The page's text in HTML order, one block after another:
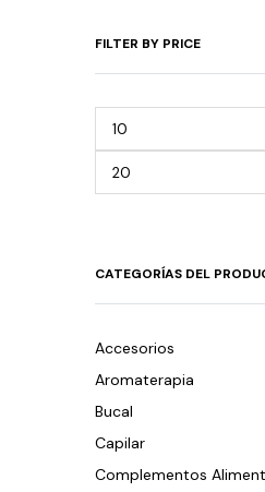
FILTER BY PRICE
CATEGORÍAS DEL
Accesorios
Aromaterapia
Bucal
Capilar
Complementos